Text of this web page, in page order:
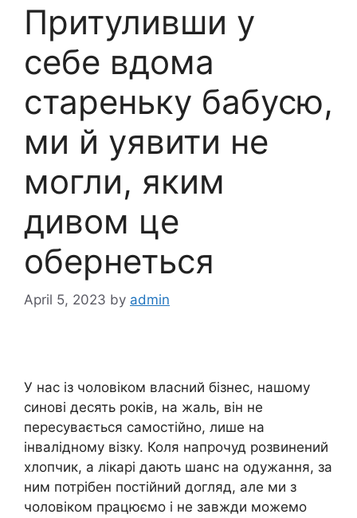
Притуливши у
себе вдома
стареньку бабусю,
ми й уявити не
могли, яким
дивом це
обернеться
April 5, 2023 by admin
У нас із чоловіком власний бізнес, нашому
синові десять років, на жаль, він не
пересувається самостійно, лише на
інвалідному візку. Коля напрочуд розвинений
хлопчик, а лікарі дають шанс на одужання, за
ним потрібен постійний догляд, але ми з
чоловіком працюємо і не завжди можемо